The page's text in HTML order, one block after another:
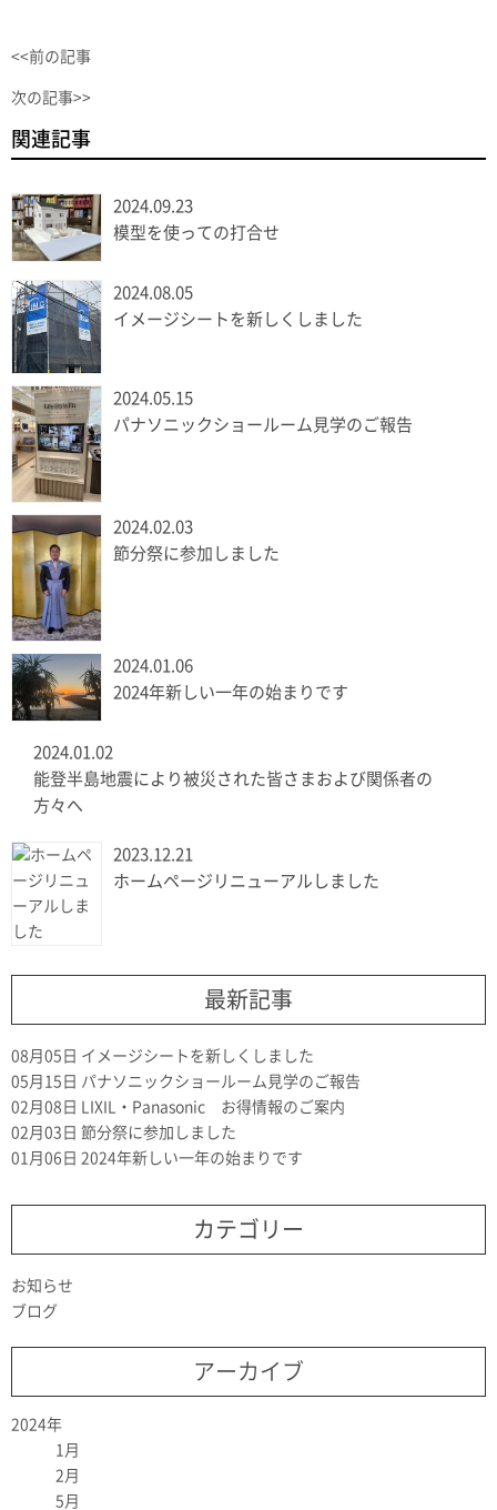
<<前の記事
次の記事>>
関連記事
2024.09.23
模型を使っての打合せ
2024.08.05
イメージシートを新しくしました
2024.05.15
パナソニックショールーム見学のご報告
2024.02.03
節分祭に参加しました
2024.01.06
2024年新しい一年の始まりです
2024.01.02
能登半島地震により被災された皆さまおよび関係者の
方々へ
2023.12.21
ホームページリニューアルしました
最新記事
08月05日 イメージシートを新しくしました
05月15日 パナソニックショールーム見学のご報告
02月08日
LIXIL・Panasonic お得情報のご案内
02月03日 節分祭に参加しました
01月06日 2024年新しい一年の始まりです
カテゴリー
お知らせ
ブログ
アーカイブ
2024年
1月
2月
5月